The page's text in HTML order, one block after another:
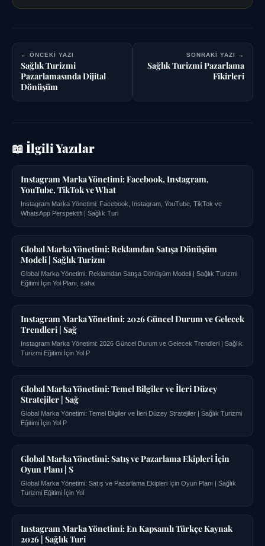
← ÖNCEKI YAZI
Sağlık Turizmi
Pazarlamasında Dijital
Dönüşüm
SONRAKI YAZI →
Sağlık Turizmi Pazarlama
Fikirleri
📖 İlgili Yazılar
Instagram Marka Yönetimi: Facebook, Instagram,
YouTube, TikTok ve What
Instagram Marka Yönetimi: Facebook, Instagram, YouTube, TikTok ve
WhatsApp Perspektifi | Sağlık Turi
Global Marka Yönetimi: Reklamdan Satışa Dönüşüm
Modeli | Sağlık Turizm
Global Marka Yönetimi: Reklamdan Satışa Dönüşüm Modeli | Sağlık Turizmi
Eğitimi İçin Yol Planı, saha
Instagram Marka Yönetimi: 2026 Güncel Durum ve Gelecek
Trendleri | Sağ
Instagram Marka Yönetimi: 2026 Güncel Durum ve Gelecek Trendleri | Sağlık
Turizmi Eğitimi İçin Yol P
Global Marka Yönetimi: Temel Bilgiler ve İleri Düzey
Stratejiler | Sağ
Global Marka Yönetimi: Temel Bilgiler ve İleri Düzey Stratejiler | Sağlık Turizmi
Eğitimi İçin Yol P
Global Marka Yönetimi: Satış ve Pazarlama Ekipleri İçin
Oyun Planı | S
Global Marka Yönetimi: Satış ve Pazarlama Ekipleri İçin Oyun Planı | Sağlık
Turizmi Eğitimi İçin Yol
Instagram Marka Yönetimi: En Kapsamlı Türkçe Kaynak
2026 | Sağlık Turi